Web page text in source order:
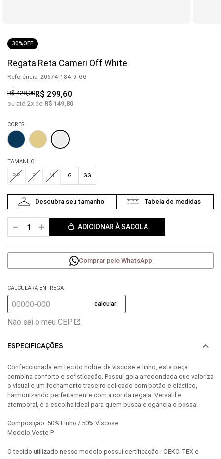
30%OFF
Regata Reta Cameri Off White
Referência: 20674_184_0_GG
R$428,00R$ 299,60
ou até 2x de R$ 149,80
CORES
TAMANHO
PP P M G GG
＋
－ ADICIONAR À SACOLA
Comprar pelo WhatsApp
CALCULARA ENTREGA
calcular
Não sei o meu CEP
ESPECIFICAÇÕES
Confeccionada em tecido nobre de viscose e linho, esta peça
combina conforto e sofisticação. Possui gola arredondada que valoriza
o visual e um fechamento traseiro delicado com botão e elástico,
harmonizando perfeitamente com a cor da regata. Versátil e
atemporal, é a escolha ideal para quem busca elegância e bossa!
Composição: 50% Linho / 50% Viscose
Modelo Veste P
O tecido utilizado nesse modelo possui certificação : OEKO-TEX e